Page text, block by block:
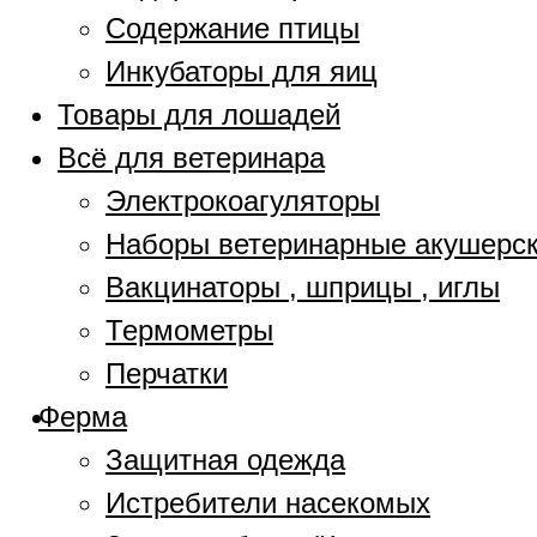
Содержание птицы
Инкубаторы для яиц
Товары для лошадей
Всё для ветеринара
Электрокоагуляторы
Наборы ветеринарные
Вакцинаторы , шприцы , иглы
Термометры
Перчатки
Ферма
Защитная одежда
Истребители насекомых